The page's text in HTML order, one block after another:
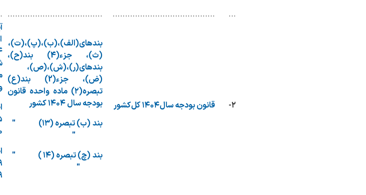
...
.........................................
......................................
۲- قانون بودجه سال۱۴۰۴ کل‌کشور
بندهای(الف)،(ب)،(پ)،(ت)،
(ث)، جزء(4) بند(ح)،
بندهای(ر)،(ش)،(ص)،
(ض)، جزء(2) بند(ع)
تبصره(۲)
ماده واحده قانون
بودجه سال ۱۴۰۴ کشور
بند (ب) تبصره (۱۳) "
"
بند (چ) تبصره (۱۴ ) "
"
۳۰
۱۹/